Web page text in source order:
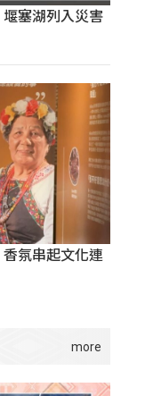
塞湖列入災害
氛串起文化連